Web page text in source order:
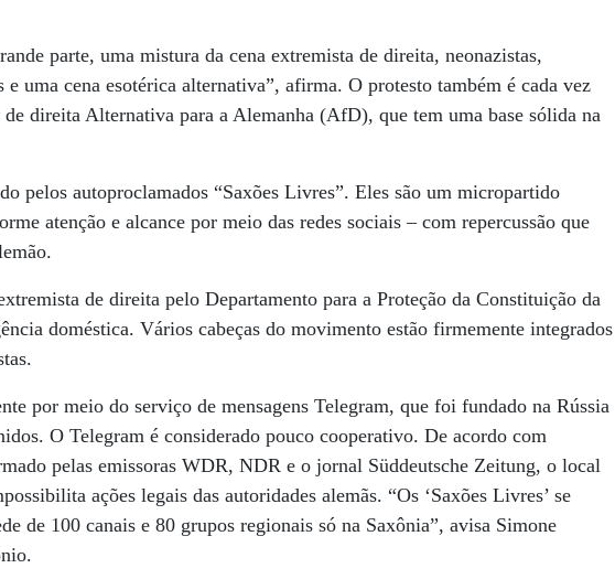
parte, uma mistura da cena extremista de direita, neonazistas,
uma cena esotérica alternativa”, afirma. O protesto também é cada vez
direita Alternativa para a Alemanha (AfD), que tem uma base sólida na
pelos autoproclamados “Saxões Livres”. Eles são um micropartido
atenção e alcance por meio das redes sociais – com repercussão que
de direita pelo Departamento para a Proteção da Constituição da
doméstica. Vários cabeças do movimento estão firmemente integrados
por meio do serviço de mensagens Telegram, que foi fundado na Rússia
O Telegram é considerado pouco cooperativo. De acordo com
pelas emissoras WDR, NDR e o jornal Süddeutsche Zeitung, o local
ações legais das autoridades alemãs. “Os ‘Saxões Livres’ se
de 100 canais e 80 grupos regionais só na Saxônia”, avisa Simone